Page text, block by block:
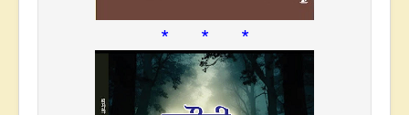
* * *